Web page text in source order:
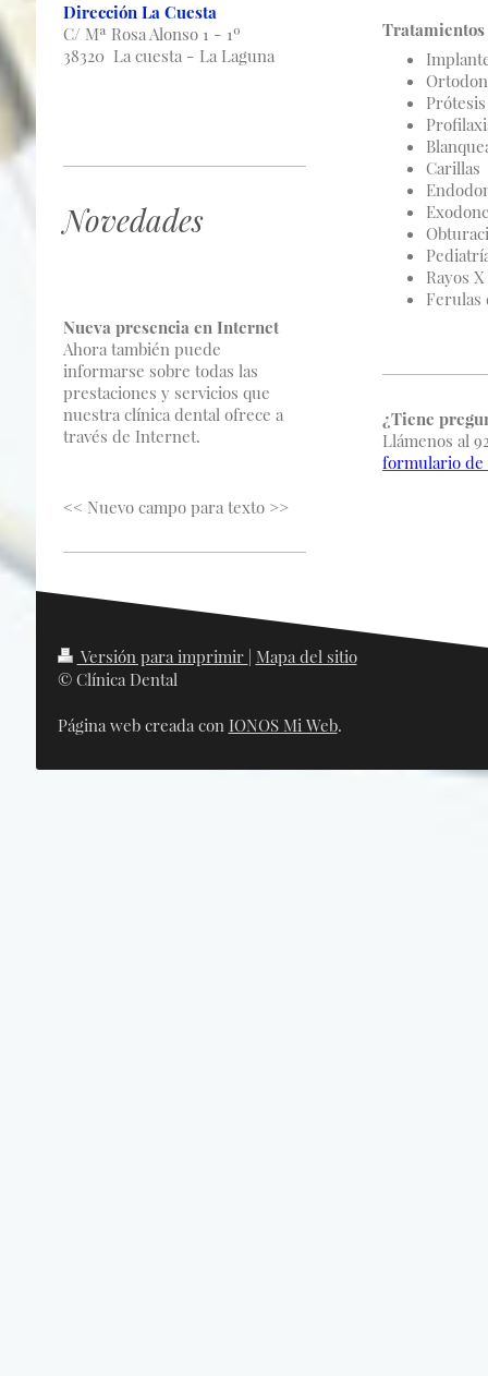
Tratamientos
Prótesis
Carillas
Rayos X
Ferulas
¿Tiene
Llámenos al
formulario de
Dirección La Cuesta
C/ Mª Rosa Alonso 1 - 1º
38320 La cuesta - La Laguna
Novedades
Nueva presencia en Internet
Ahora también puede
informarse sobre todas las
prestaciones y servicios que
nuestra clínica dental ofrece a
través de Internet.
<< Nuevo campo para texto >>
Versión para imprimir Mapa del sitio
© Clínica Dental
Página web creada con IONOS Mi Web.